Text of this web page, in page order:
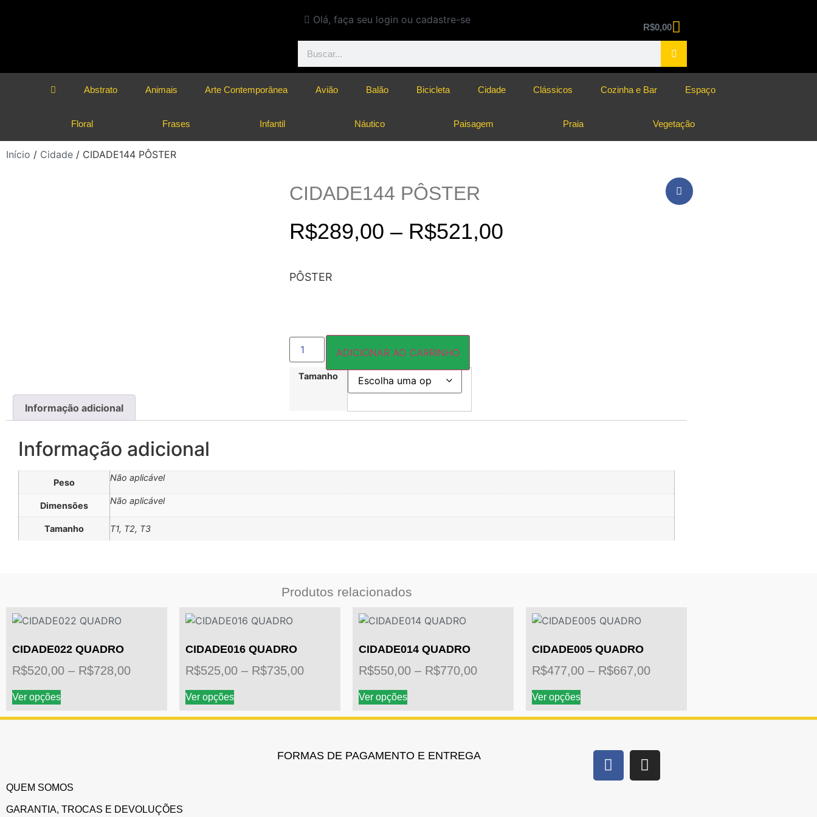
Olá, faça seu login ou cadastre-se
R$0,00
Abstrato Animais Arte Contemporânea Avião Balão Bicicleta Cidade Clássicos Cozinha e Bar Espaço
Floral Frases Infantil Náutico Paisagem Praia Vegetação
Início / Cidade / CIDADE144 PÔSTER
CIDADE144 PÔSTER
R$289,00 – R$521,00
PÔSTER
Tamanho
ADICIONAR AO CARRINHO
Informação adicional
Informação adicional
Peso Não aplicável
Dimensões Não aplicável
Tamanho T1, T2, T3
Produtos relacionados
CIDADE022 QUADRO
R$520,00 – R$728,00
Ver opções
CIDADE016 QUADRO
R$525,00 – R$735,00
Ver opções
CIDADE014 QUADRO
R$550,00 – R$770,00
Ver opções
CIDADE005 QUADRO
R$477,00 – R$667,00
Ver opções
QUEM SOMOS
GARANTIA, TROCAS E DEVOLUÇÕES
FORMAS DE PAGAMENTO E ENTREGA